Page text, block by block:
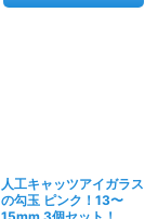
人工キャッツアイガラス
の勾玉 ピンク！13〜